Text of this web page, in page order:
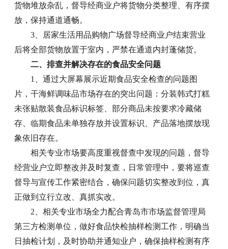
货物堆放杂乱，督导经商业户将货物分类整理、有序摆
放，保持通道通畅。
3、居家生活用品购物广场督导经商业户结束营业
后将全部货物放置于室内，严禁在通道内封蓬储货。
二、排查并解决存在的食品安全问题
1、通过大屏幕展示近期食品安全检查的问题图
片，干海鲜调味品市场存在的突出问题：分装韩式打糕
未张贴散装食品标识标签、部分商品未按要求冷藏储
存、临期食品未单独存放并设置标识、产品落地摆放现
象依旧存在。
相关专业市场要高度重视督查中发现的问题，督导
经营业户立即整改并及时复查，日常管理中，要将巡查
督导与宣传工作紧密结合，确保问题切实整改到位，真
正做到立行立改、真抓实改。
2、相关专业市场全力配合青岛市市场监督管理局
第三方检测单位，做好食品快检抽样检测工作，明确当
日抽检计划，及时协助并通知业户，确保抽样检测有序